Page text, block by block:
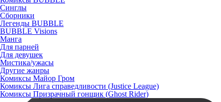
Синглы
Сборники
Легенды BUBBLE
BUBBLE Visions
Манга
Для парней
Для девушек
Мистика/ужасы
Другие жанры
Комиксы Майор Гром
Комиксы Лига справедливости (Justice League)
Комиксы Призрачный гонщик (Ghost Rider)